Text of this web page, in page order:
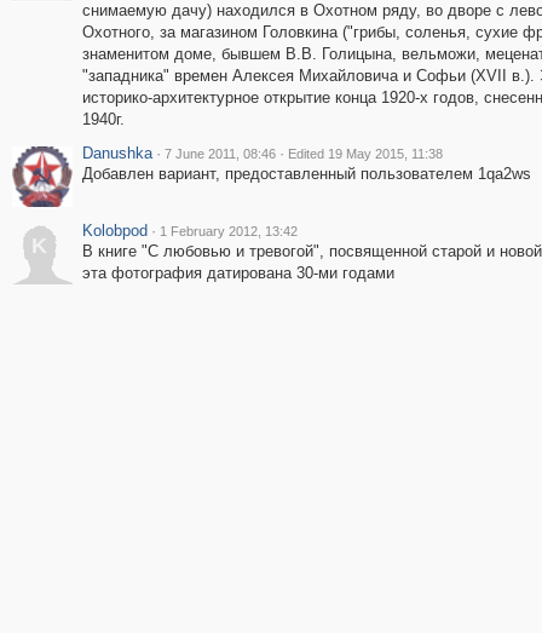
снимаемую дачу) находился в Охотном ряду, во дворе с
Охотного, за магазином Головкина ("грибы, соленья, сухие
знаменитом доме, бывшем В.В. Голицына, вельможи,
"западника" времен Алексея Михайловича и Софьи (XVII в.).
историко-архитектурное открытие конца 1920-х годов,
1940г.
Danushka · 7 June 2011, 08:46 · Edited 19 May 2015, 11:38
Добавлен вариант, предоставленный пользователем 1qa2ws
K
Kolobpod · 1 February 2012, 13:42
В книге "С любовью и тревогой", посвященной старой и
эта фотография датирована 30-ми годами